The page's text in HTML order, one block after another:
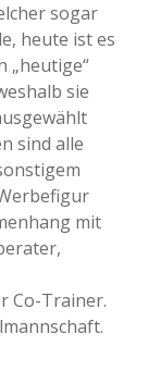
sogar
heute ist es
„heutige“
sie
sind alle
mit
Co-Trainer.